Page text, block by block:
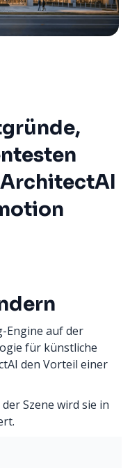
Engine auf der
für künstliche
den Vorteil einer
Szene wird sie in